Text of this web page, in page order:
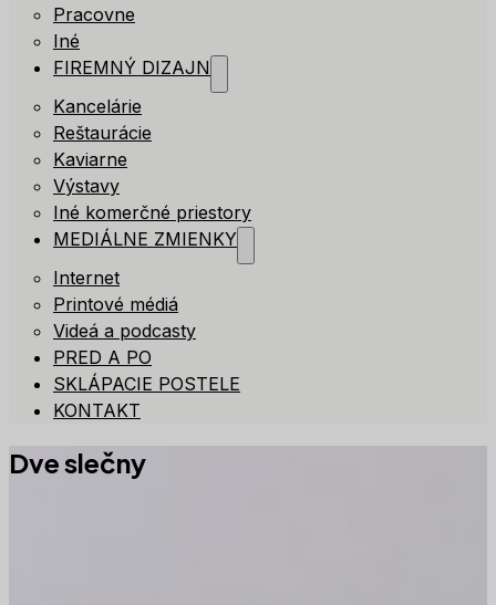
Pracovne
Iné
FIREMNÝ DIZAJN
Kancelárie
Reštaurácie
Kaviarne
Výstavy
Iné komerčné priestory
MEDIÁLNE ZMIENKY
Internet
Printové médiá
Videá a podcasty
PRED A PO
SKLÁPACIE POSTELE
KONTAKT
Dve slečny